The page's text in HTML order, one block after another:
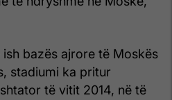
bazës ajrore të Moskës
stadiumi ka pritur
të vitit 2014, në të